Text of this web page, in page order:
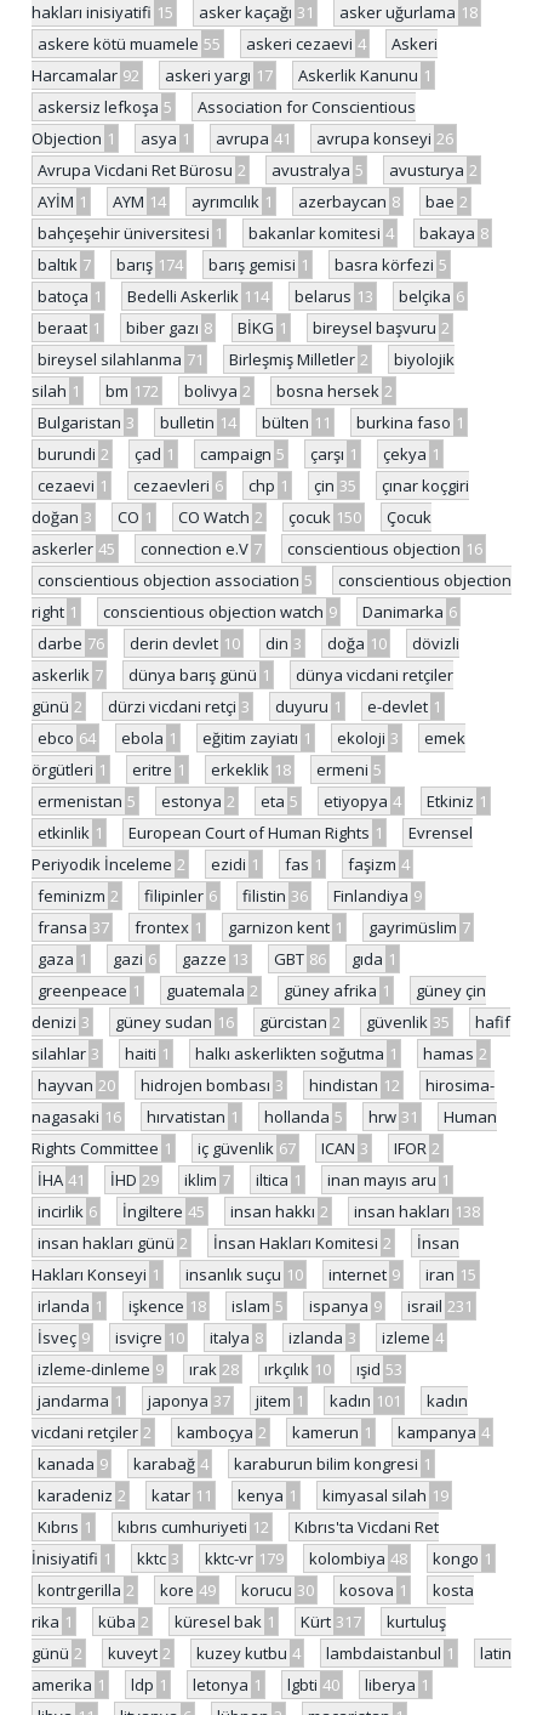
hakları inisiyatifi 15 asker kaçağı 31 asker uğurlama 18
askere kötü muamele 55 askeri cezaevi 4
Askeri
Harcamalar 92 askeri yargı 17 Askerlik Kanunu 1
askersiz lefkoşa 5
Association for Conscientious
Objection 1 asya 1 avrupa 41 avrupa konseyi 26
Avrupa Vicdani Ret Bürosu 2 avustralya 5 avusturya 2
AYİM 1 AYM 14 ayrımcılık 1 azerbaycan 8 bae 2
bahçeşehir üniversitesi 1 bakanlar komitesi 4 bakaya 8
baltık 7 barış 174 barış gemisi 1 basra körfezi 5
batoça 1 Bedelli Askerlik 114 belarus 13 belçika 6
beraat 1 biber gazı 8 BİKG 1 bireysel başvuru 2
bireysel silahlanma 71 Birleşmiş Milletler 2
biyolojik
silah 1 bm 172 bolivya 2 bosna hersek 2
Bulgaristan 3 bulletin 14 bülten 11 burkina faso 1
burundi 2 çad 1 campaign 5 çarşı 1 çekya 1
cezaevi 1 cezaevleri 6 chp 1 çin 35
çınar koçgiri
doğan 3 CO 1 CO Watch 2 çocuk 150
Çocuk
askerler 45 connection e.V 7 conscientious objection 16
conscientious objection association 5
conscientious objection
right 1 conscientious objection watch 9 Danimarka 6
darbe 76 derin devlet 10 din 3 doğa 10
dövizli
askerlik 7 dünya barış günü 1
dünya vicdani retçiler
günü 2 dürzi vicdani retçi 3 duyuru 1 e-devlet 1
ebco 64 ebola 1 eğitim zayiatı 1 ekoloji 3
emek
örgütleri 1 eritre 1 erkeklik 18 ermeni 5
ermenistan 5 estonya 2 eta 5 etiyopya 4 Etkiniz 1
etkinlik 1 European Court of Human Rights 1
Evrensel
Periyodik İnceleme 2 ezidi 1 fas 1 faşizm 4
feminizm 2 filipinler 6 filistin 36 Finlandiya 9
fransa 37 frontex 1 garnizon kent 1 gayrimüslim 7
gaza 1 gazi 6 gazze 13 GBT 86 gıda 1
greenpeace 1 guatemala 2 güney afrika 1
güney çin
denizi 3 güney sudan 16 gürcistan 2 güvenlik 35
hafif
silahlar 3 haiti 1 halkı askerlikten soğutma 1 hamas 2
hayvan 20 hidrojen bombası 3 hindistan 12
hirosima-
nagasaki 16 hırvatistan 1 hollanda 5 hrw 31
Human
Rights Committee 1 iç güvenlik 67 ICAN 3 IFOR 2
İHA 41 İHD 29 iklim 7 iltica 1 inan mayıs aru 1
incirlik 6 İngiltere 45 insan hakkı 2 insan hakları 138
insan hakları günü 2 İnsan Hakları Komitesi 2
İnsan
Hakları Konseyi 1 insanlık suçu 10 internet 9 iran 15
irlanda 1 işkence 18 islam 5 ispanya 9 israil 231
İsveç 9 isviçre 10 italya 8 izlanda 3 izleme 4
izleme-dinleme 9 ırak 28 ırkçılık 10 ışid 53
jandarma 1 japonya 37 jitem 1 kadın 101
kadın
vicdani retçiler 2 kamboçya 2 kamerun 1 kampanya 4
kanada 9 karabağ 4 karaburun bilim kongresi 1
karadeniz 2 katar 11 kenya 1 kimyasal silah 19
Kıbrıs 1 kıbrıs cumhuriyeti 12
Kıbrıs'ta Vicdani Ret
İnisiyatifi 1 kktc 3 kktc-vr 179 kolombiya 48 kongo 1
kontrgerilla 2 kore 49 korucu 30 kosova 1
kosta
rika 1 küba 2 küresel bak 1 Kürt 317
kurtuluş
günü 2 kuveyt 2 kuzey kutbu 4 lambdaistanbul 1
latin
amerika 1 ldp 1 letonya 1 lgbti 40 liberya 1